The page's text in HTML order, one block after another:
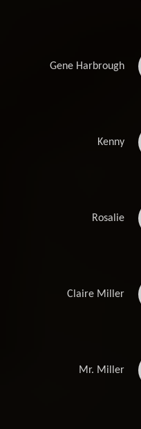
Gene Harbrough
Kenny
Rosalie
Claire Miller
Mr. Miller